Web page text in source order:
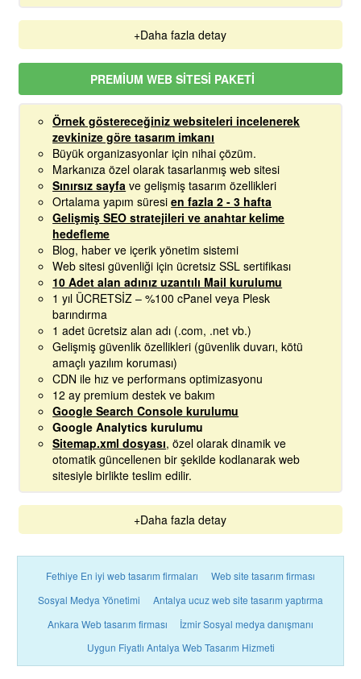
+Daha fazla detay
PREMIUM WEB SITESI PAKETI
Örnek göstereceğiniz websiteleri incelenerek
zevkinize göre tasarım imkanı
Büyük organizasyonlar için nihai çözüm.
Markanıza özel olarak tasarlanmış web sitesi
Sınırsız sayfa ve gelişmiş tasarım özellikleri
Ortalama yapım süresien fazla 2 - 3 hafta
Gelişmiş SEO stratejileri ve anahtar kelime
hedefleme
Blog, haber ve içerik yönetim sistemi
Web sitesi güvenliği için ücretsiz SSL sertifikası
10 Adet alan adınız uzantılı Mail kurulumu
1 yıl ÜCRETSİZ – %100 cPanel veya Plesk
barındırma
1 adet ücretsiz alan adı (.com, .net vb.)
Gelişmiş güvenlik özellikleri (güvenlik duvarı, kötü
amaçlı yazılım koruması)
CDN ile hız ve performans optimizasyonu
12 ay premium destek ve bakım
Google Search Console kurulumu
Google Analytics kurulumu
Sitemap.xml dosyası, özel olarak dinamik ve
otomatik güncellenen bir şekilde kodlanarak web
sitesiyle birlikte teslim edilir.
+Daha fazla detay
Fethiye En iyi web tasarım firmaları
Web site tasarım firması
Sosyal Medya Yönetimi
Antalya ucuz web site tasarım yaptırma
Ankara Web tasarım firması
İzmir Sosyal medya danışmanı
Uygun Fiyatlı Antalya Web Tasarım Hizmeti